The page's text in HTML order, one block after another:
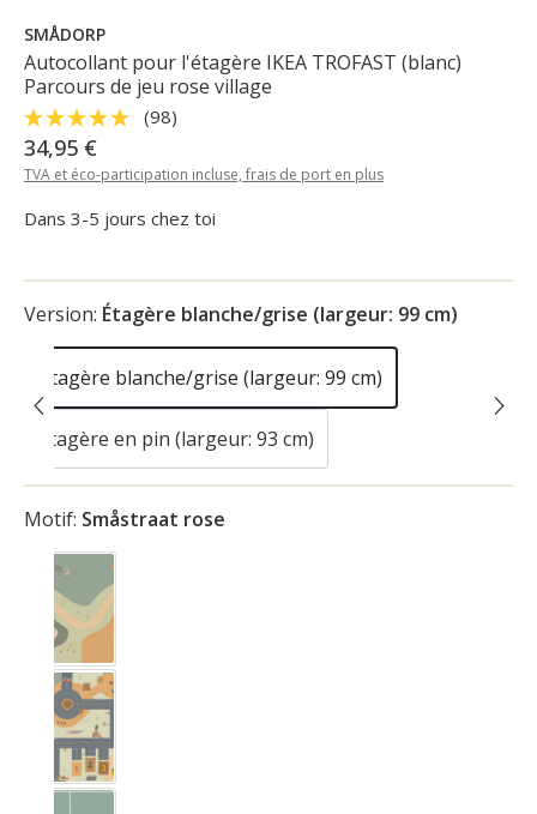
SMÅDORP
Autocollant pour l'étagère IKEA TROFAST (blanc)
Parcours de jeu rose village
(98)
34,95 €
TVA et éco-participation incluse, frais de port en plus
Dans 3-5 jours chez toi
Version: Étagère blanche/grise (largeur: 99 cm)
Étagère blanche/grise (largeur: 99 cm)
Étagère en pin (largeur: 93 cm)
Motif: Småstraat rose
Aire de jeu
Bauplats